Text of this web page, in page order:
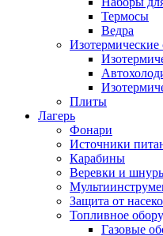
Термосы
Ведра
Изотермические
Плиты
Лагерь
Фонари
Источники
Карабины
Веревки и
Защита от
Топливное
Газовые